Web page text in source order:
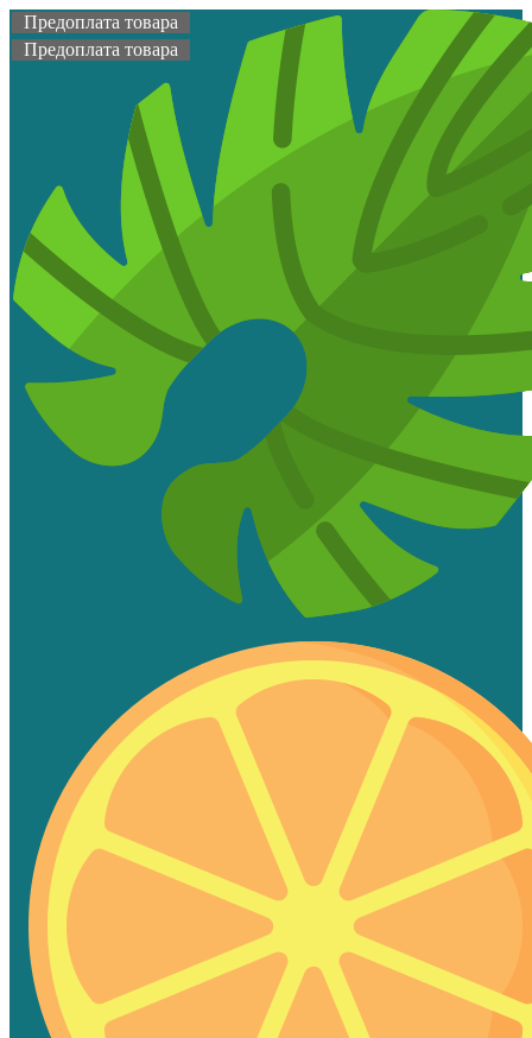
Предоплата товара
Предоплата товара
Топ продаж
Предоплата товара
Предоплата товара
Предоплата товара